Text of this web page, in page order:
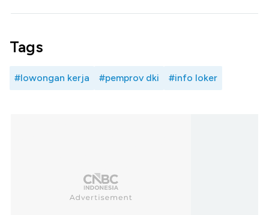
Tags
#lowongan kerja #pemprov dki #info loker